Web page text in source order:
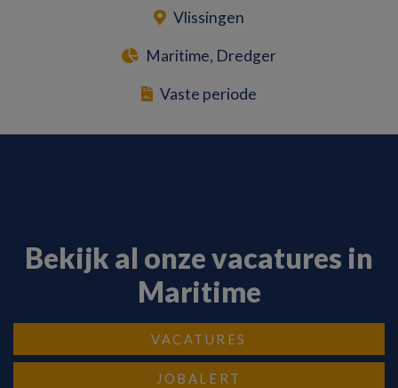
Vlissingen
Maritime, Dredger
Vaste periode
Bekijk al onze vacatures in
Maritime
VACATURES
JOBALERT